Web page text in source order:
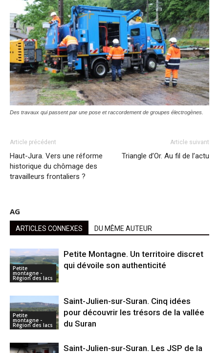
Des travaux qui passent par une pose et raccordement de groupes électrogènes.
Article précédent
Haut-Jura. Vers une réforme
historique du chômage des
travailleurs frontaliers ?
Article suivant
Triangle d’Or. Au fil de l’actu
AG
ARTICLES CONNEXES DU MÊME AUTEUR
Petite
montagne -
Région des lacs
Petite Montagne. Un territoire discret
qui dévoile son authenticité
Petite
montagne -
Région des lacs
Saint-Julien-sur-Suran. Cinq idées
pour découvrir les trésors de la vallée
du Suran
Saint-Julien-sur-Suran. Les JSP de la